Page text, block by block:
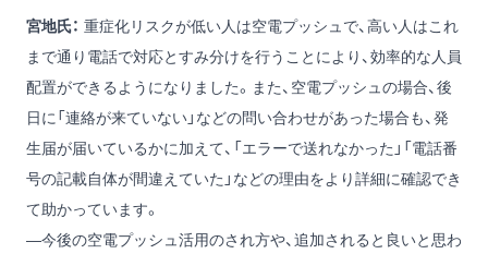
宮地氏： 重症化リスクが低い人は空電プッシュで、高い人はこれ
まで通り電話で対応とすみ分けを行うことにより、効率的な人員
配置ができるようになりました。また、空電プッシュの場合、後
日に「連絡が来ていない」などの問い合わせがあった場合も、発
生届が届いているかに加えて、「エラーで送れなかった」「電話番
号の記載自体が間違えていた」などの理由をより詳細に確認でき
て助かっています。
―今後の空電プッシュ活用のされ方や、追加されると良いと思わ